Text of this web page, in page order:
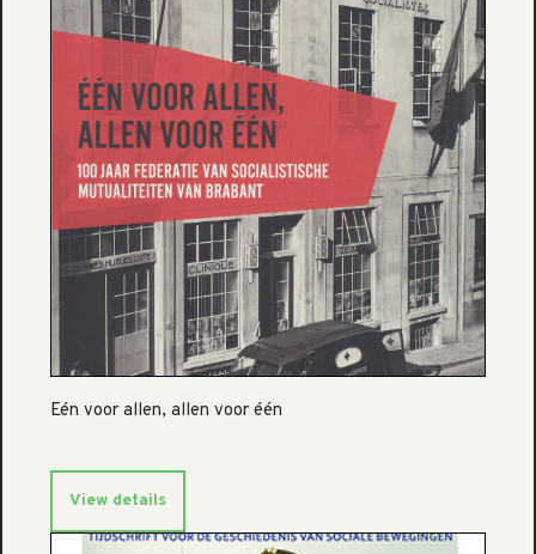
Eén voor allen, allen voor één
View details